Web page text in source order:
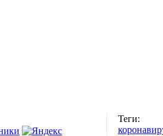
Теги: